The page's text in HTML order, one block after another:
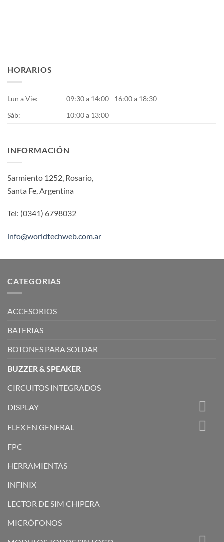
HORARIOS
Lun a Vie:
09:30 a 14:00 - 16:00 a 18:30
Sáb:
10:00 a 13:00
INFORMACIÓN
Sarmiento 1252, Rosario,
Santa Fe, Argentina
Tel: (0341) 6798032
info@worldtechweb.com.ar
CATEGORIAS
ACCESORIOS
BATERIAS
BOTONES PARA SOLDAR
BUZZER & SPEAKER
CIRCUITOS INTEGRADOS
DISPLAY
FLEX EN GENERAL
FPC
HERRAMIENTAS
INFINIX
LECTOR DE SIM CHIPERA
MICRÓFONOS